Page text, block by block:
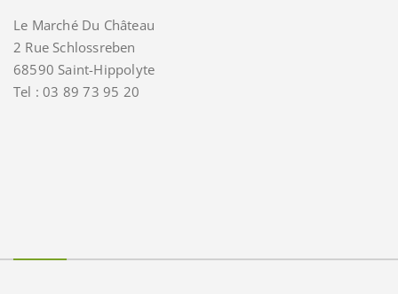
Le Marché Du Château
2 Rue Schlossreben
68590 Saint-Hippolyte
Tel : 03 89 73 95 20